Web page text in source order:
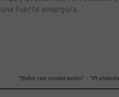
una fuerte amargura.
"Bebe con moderación" -